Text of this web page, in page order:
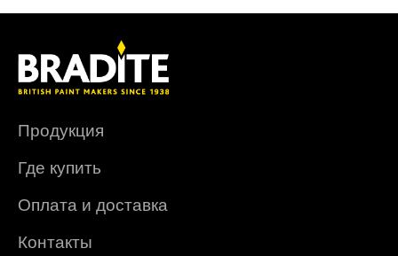
Продукция
Где купить
Оплата и доставка
Контакты